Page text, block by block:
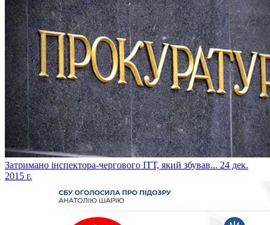
Затримано інспектора-чергового ІТТ, який збував... 24 дек.
2015 г.